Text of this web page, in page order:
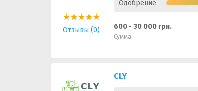
Отзывы (0)
Одобрение
600 - 30 000 грн.
Сумма
CLY